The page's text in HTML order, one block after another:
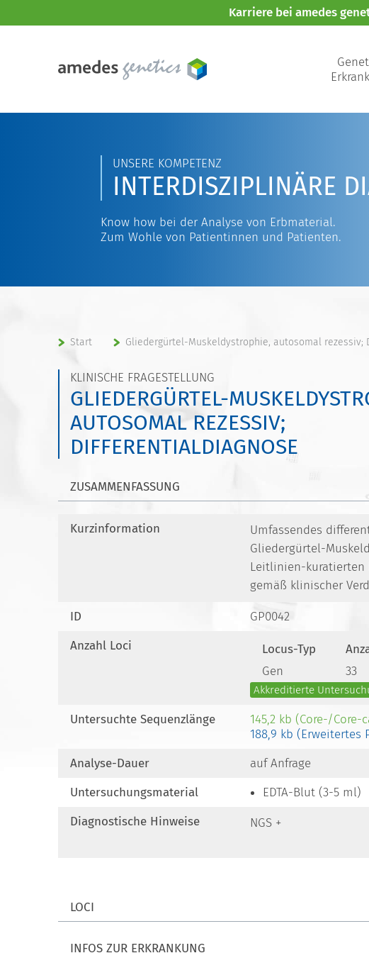
Karriere bei amedes
UNSERE KOMPETENZ
INTERDISZIPLINÄRE
Know how bei der Analyse von Erbmaterial.
Zum Wohle von Patientinnen und Patienten.
Start Gliedergürtel-Muskeldystrophie, autosomal rezessiv;
KLINISCHE FRAGESTELLUNG
GLIEDERGÜRTEL-
AUTOSOMAL REZESSIV;
DIFFERENTIALDIAGNOSE
ZUSAMMENFASSUNG
Kurzinformation
Umfassendes
Gliedergürtel-
Leitlinien-kuratierten
gemäß klinischer
ID
GP0042
Anzahl Loci
Locus-Typ
Gen
33
Akkreditierte
Untersuchte Sequenzlänge
145,2 kb (Core-/
188,9 kb
Analyse-Dauer
auf Anfrage
Untersuchungsmaterial
EDTA-Blut (3-5 ml)
Diagnostische Hinweise
NGS +
LOCI
INFOS ZUR ERKRANKUNG